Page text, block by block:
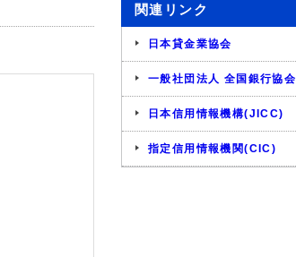
関連リンク
日本貸金業協会
一般社団法人 全国銀行協会
日本信用情報機構(JICC)
指定信用情報機関(CIC)